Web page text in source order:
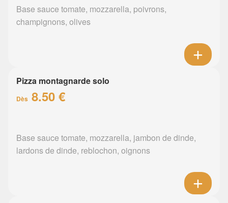
Base sauce tomate, mozzarella, poivrons,
champignons, olives
Pizza montagnarde solo
Dès 8.50 €
Base sauce tomate, mozzarella, jambon de dinde,
lardons de dinde, reblochon, oignons